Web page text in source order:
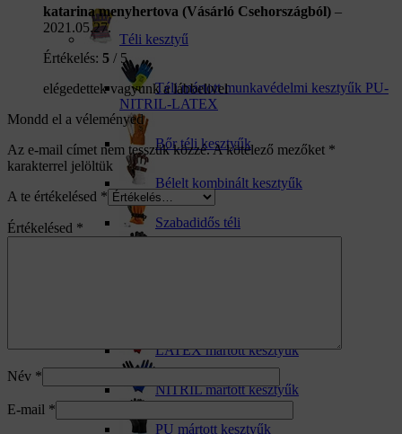
Téli kesztyű
Téli mártott munkavédelmi kesztyűk PU-
NITRIL-LATEX
Bőr téli kesztyűk
Bélelt kombinált kesztyűk
Szabadidős téli
LATEX mártott kesztyűk
NITRIL mártott kesztyűk
PU mártott kesztyűk
katarina menyhertova (Vásárló Csehországból) –
2021.05.27.
Értékelés: 5 / 5
elégedettek vagyunk a lábbelivel
Mondd el a véleményed
Az e-mail címet nem tesszük közzé.A kötelező mezőket *
karakterrel jelöltük
A te értékelésed *
Értékelésed *
Név *
E-mail *